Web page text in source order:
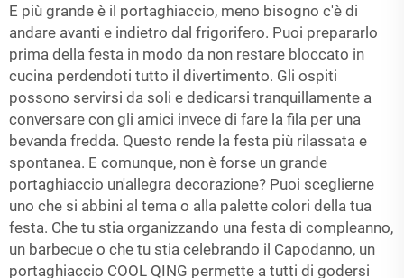
E più grande è il portaghiaccio, meno bisogno c'è di
andare avanti e indietro dal frigorifero. Puoi prepararlo
prima della festa in modo da non restare bloccato in
cucina perdendoti tutto il divertimento. Gli ospiti
possono servirsi da soli e dedicarsi tranquillamente a
conversare con gli amici invece di fare la fila per una
bevanda fredda. Questo rende la festa più rilassata e
spontanea. E comunque, non è forse un grande
portaghiaccio un'allegra decorazione? Puoi sceglierne
uno che si abbini al tema o alla palette colori della tua
festa. Che tu stia organizzando una festa di compleanno,
un barbecue o che tu stia celebrando il Capodanno, un
portaghiaccio COOL QING permette a tutti di godersi